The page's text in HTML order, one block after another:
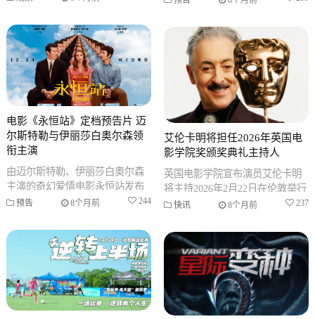
2025
电影《永恒站》定档预告片 迈
尔斯特勒与伊丽莎白奥尔森领
衔主演
由迈尔斯特勒、伊丽莎白奥尔森
主演的奇幻爱情电影永恒站发布
定档预告。影片讲述了一个关于
姻、记忆
预告 8个月前 244
艾伦卡明将担任2026年英国电
影学院奖颁奖典礼主持人
英国电影学院宣布演员艾伦卡明
将主持2026年2月22日在伦敦举行
的第79届英国电影学院奖颁奖典
快讯 8个月前 237